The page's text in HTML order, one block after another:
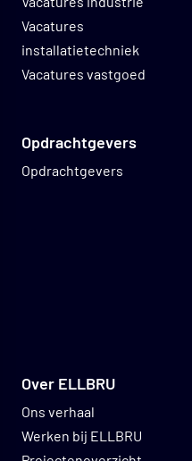
Vacatures
installatietechniek
Vacatures vastgoed
Opdrachtgevers
Opdrachtgevers
Over ELLBRU
Ons verhaal
Werken bij ELLBRU